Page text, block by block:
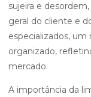
sujeira e
geral do cliente e
especializados,
organizado,
mercado.
A importância da